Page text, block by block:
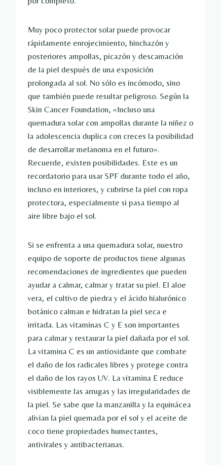
Muy poco protector solar puede provocar
rápidamente enrojecimiento, hinchazón y
posteriores ampollas, picazón y descamación
de la piel después de una exposición
prolongada al sol. No sólo es incómodo, sino
que también puede resultar peligroso. Según la
Skin Cancer Foundation, «Incluso una
quemadura solar con ampollas durante la niñez o
la adolescencia duplica con creces la posibilidad
de desarrollar melanoma en el futuro».
Recuerde, existen posibilidades. Este es un
recordatorio para usar SPF durante todo el año,
incluso en interiores, y cubrirse la piel con ropa
protectora, especialmente si pasa tiempo al
aire libre bajo el sol.
Si se enfrenta a una quemadura solar, nuestro
equipo de soporte de productos tiene algunas
recomendaciones de ingredientes que pueden
ayudar a calmar, calmar y tratar su piel. El aloe
vera, el cultivo de piedra y el ácido hialurónico
botánico calman e hidratan la piel seca e
irritada. Las vitaminas C y E son importantes
para calmar y restaurar la piel dañada por el sol.
La vitamina C es un antioxidante que combate
el daño de los radicales libres y protege contra
el daño de los rayos UV. La vitamina E reduce
visiblemente las arrugas y las irregularidades de
la piel. Se sabe que la manzanilla y la equinácea
alivian la piel quemada por el sol y el aceite de
coco tiene propiedades humectantes,
antivirales y antibacterianas.